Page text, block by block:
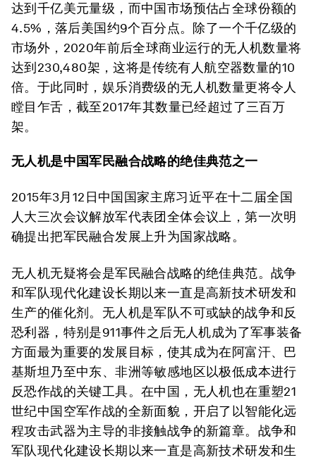
达到千亿美元量级，而中国市场预估占全球份额的
4.5%，落后美国约9个百分点。除了一个千亿级的
市场外，2020年前后全球商业运行的无人机数量将
达到230,480架，这将是传统有人航空器数量的10
倍。于此同时，娱乐消费级的无人机数量更将令人
瞠目乍舌，截至2017年其数量已经超过了三百万
架。
无人机是中国军民融合战略的绝佳典范之一
2015年3月12日中国国家主席习近平在十二届全国
人大三次会议解放军代表团全体会议上，第一次明
确提出把军民融合发展上升为国家战略。
无人机无疑将会是军民融合战略的绝佳典范。战争
和军队现代化建设长期以来一直是高新技术研发和
生产的催化剂。无人机是军队不可或缺的战争和反
恐利器，特别是911事件之后无人机成为了军事装备
方面最为重要的发展目标，使其成为在阿富汗、巴
基斯坦乃至中东、非洲等敏感地区以极低成本进行
反恐作战的关键工具。在中国，无人机也在重塑21
世纪中国空军作战的全新面貌，开启了以智能化远
程攻击武器为主导的非接触战争的新篇章。战争和
军队现代化建设长期以来一直是高新技术研发和生